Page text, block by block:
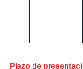
Plazo de